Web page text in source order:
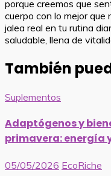
porque creemos que
cuerpo con lo mejor
jalea real en tu rutina
saludable, llena de
También
Suplementos
Adaptógenos y
primavera: energía
05/05/2026 EcoRiche